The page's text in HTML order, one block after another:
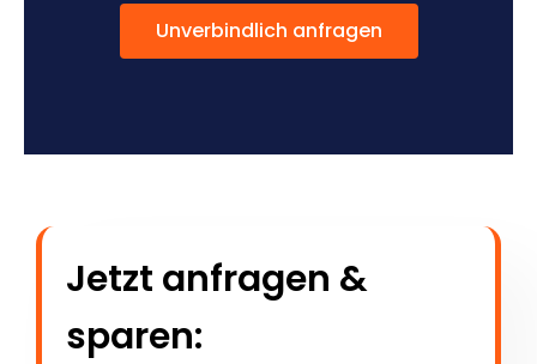
Unverbindlich anfragen
Jetzt anfragen &
sparen: